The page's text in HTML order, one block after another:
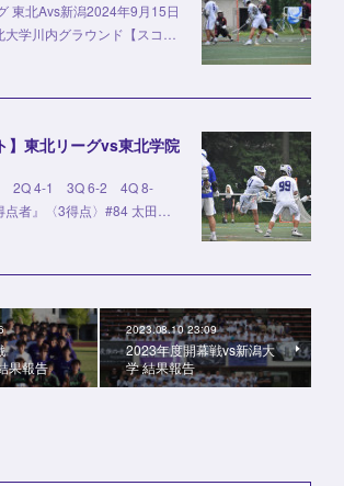
東北Avs新潟2024年9月15日
学川内グラウンド【スコ…
】東北リーグvs東北学院
1 2Q 4-1 3Q 6-2 4Q 8-
者』〈3得点〉#84 太田…
果報告
2023.08.10 23:09
2023年度開幕戦vs新潟大
学 結果報告